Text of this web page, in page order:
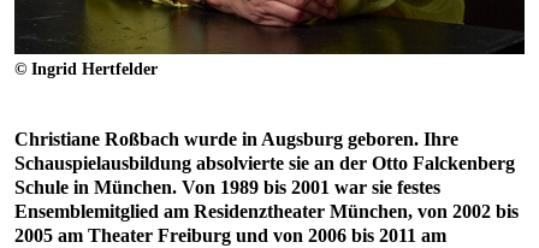
© Ingrid Hertfelder
Christiane Roßbach wurde in Augsburg geboren. Ihre
Schauspielausbildung absolvierte sie an der Otto Falckenberg
Schule in München. Von 1989 bis 2001 war sie festes
Ensemblemitglied am Residenztheater München, von 2002 bis
2005 am Theater Freiburg und von 2006 bis 2011 am